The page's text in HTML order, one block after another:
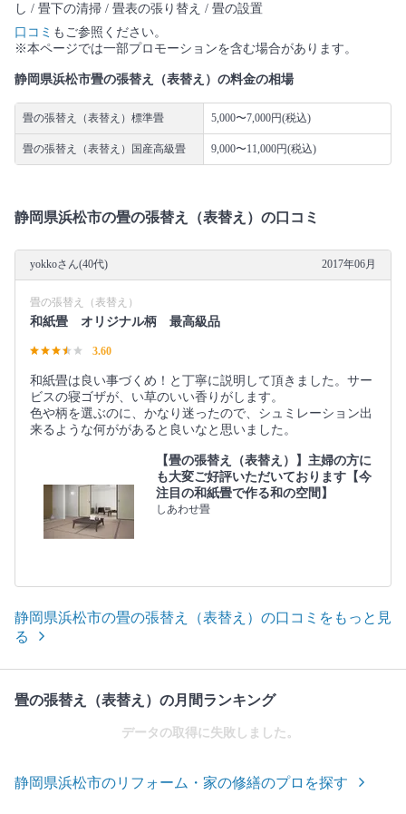
し / 畳下の清掃 / 畳表の張り替え / 畳の設置
口コミ もご参照ください。
※本ページでは一部プロモーションを含む場合があります。
静岡県浜松市畳の張替え（表替え）の料金の相場
畳の張替え（表替え）標準畳 5,000〜7,000円(税込)
畳の張替え（表替え）国産高級畳 9,000〜11,000円(税込)
静岡県浜松市の畳の張替え（表替え）の口コミ
yokkoさん(40代) 2017年06月
畳の張替え（表替え）
和紙畳 オリジナル柄 最高級品
3.60
和紙畳は良い事づくめ！と丁寧に説明して頂きました。サー
ビスの寝ゴザが、い草のいい香りがします。
色や柄を選ぶのに、かなり迷ったので、シュミレーション出
来るような何ががあると良いなと思いました。
【畳の張替え（表替え）】主婦の方に
も大変ご好評いただいております【今
注目の和紙畳で作る和の空間】
しあわせ畳
静岡県浜松市の畳の張替え（表替え）の口コミをもっと見
る
畳の張替え（表替え）の月間ランキング
データの取得に失敗しました。
静岡県浜松市のリフォーム・家の修繕のプロを探す